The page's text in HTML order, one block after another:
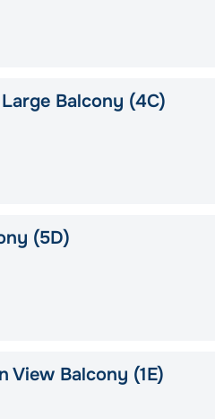
Balcony (4C)
(5D)
View Balcony (1E)